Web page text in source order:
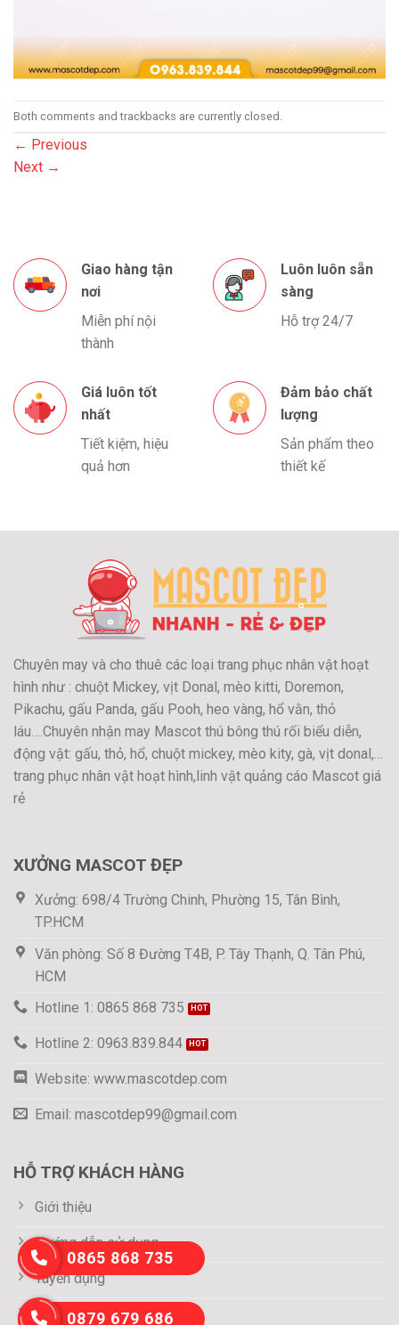
Both comments and trackbacks are currently closed.
← Previous
Next →
Giao hàng tận
nơi
Miễn phí nội
thành
Luôn luôn sẵn
sàng
Hỗ trợ 24/7
Giá luôn tốt
nhất
Tiết kiệm, hiệu
quả hơn
Đảm bảo chất
lượng
Sản phẩm theo
thiết kế
Chuyên may và cho thuê các loại trang phục nhân vật hoạt
hình như : chuột Mickey, vịt Donal, mèo kitti, Doremon,
Pikachu, gấu Panda, gấu Pooh, heo vàng, hổ vằn, thỏ
láu….Chuyên nhận may Mascot thú bông thú rối biểu diễn,
động vật: gấu, thỏ, hổ, chuột mickey, mèo kity, gà, vịt donal,…
trang phục nhân vật hoạt hình,linh vật quảng cáo Mascot giá
rẻ
XƯỞNG MASCOT ĐẸP
Xưởng: 698/4 Trường Chinh, Phường 15, Tân Bình,
TP.HCM
Văn phòng: Số 8 Đường T4B, P. Tây Thạnh, Q. Tân Phú,
HCM
Hotline 1: 0865 868 735
Hotline 2: 0963.839.844
Website: www.mascotdep.com
Email: mascotdep99@gmail.com
HỖ TRỢ KHÁCH HÀNG
Giới thiệu
Hướng dẫn sử dụng
Tuyển dụng
Thông tin thanh toán
0865 868 735
0879 679 686